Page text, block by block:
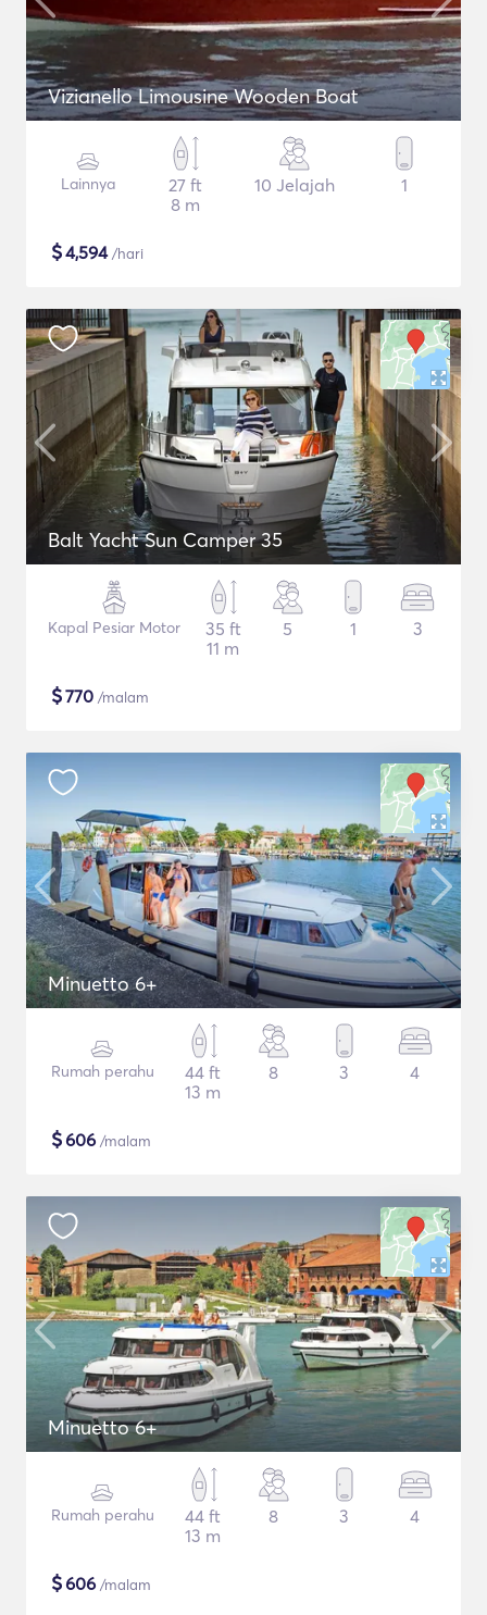
Vizianello Limousine Wooden Boat
Lainnya
27 ft
8 m
10 Jelajah 1
$4,594/hari
Balt Yacht Sun Camper 35
Kapal Pesiar Motor
35 ft
11 m
5 1 3
$770 /malam
Minuetto 6+
Rumah perahu
44 ft
13 m
8 3 4
$606 /malam
Minuetto 6+
Rumah perahu
44 ft
13 m
8 3 4
$606 /malam